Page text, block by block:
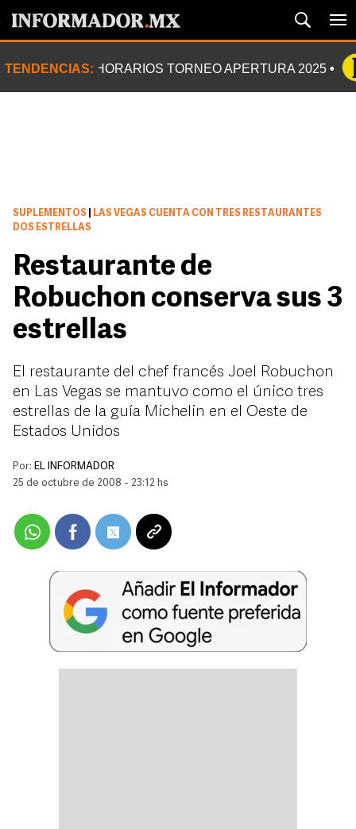
TENDENCIAS: HORARIOS TORNEO APERTURA 2025
SUPLEMENTOS
LAS VEGAS CUENTA CON TRES RESTAURANTES
DOS ESTRELLAS
Restaurante de
Robuchon conserva sus 3
estrellas
El restaurante del chef francés Joel Robuchon
en Las Vegas se mantuvo como el único tres
estrellas de la guía Michelin en el Oeste de
Estados Unidos
Por: EL INFORMADOR
25 de octubre de 2008 - 23:12 hs